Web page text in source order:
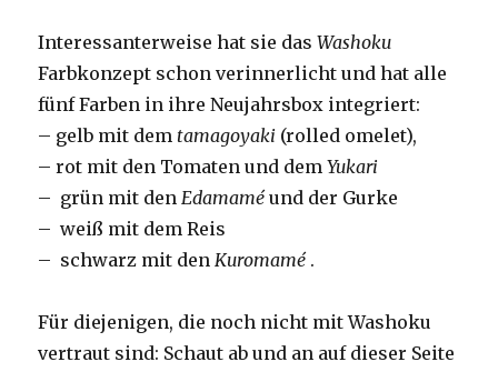
Interessanterweise hat sie dasWashoku
Farbkonzept schon verinnerlicht und hat alle
fünf Farben in ihre Neujahrsbox integriert:
– gelb mit dem tamagoyaki (rolled omelet),
– rot mit den Tomaten und demYukari
– grün mit denEdamaméund der Gurke
– weiß mit dem Reis
– schwarz mit denKuromamé.
Für diejenigen, die noch nicht mit Washoku
vertraut sind: Schaut ab und an auf dieser Seite